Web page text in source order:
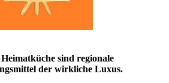
sind regionale
der wirkliche Luxus.